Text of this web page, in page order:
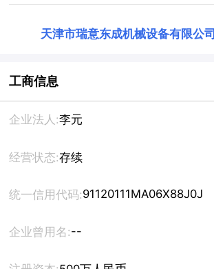
天津市瑞意东成机械设备有限公司
工商信息
企业法人:李元
经营状态:存续
统一信用代码:91120111MA06X88J0J
企业曾用名:--